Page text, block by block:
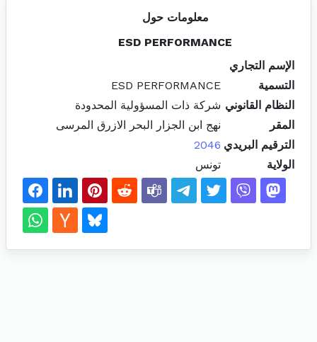
معلومات حول
ESD PERFORMANCE
الإسم التجاري
التسمية
ESD PERFORMANCE
النظام القانوني شركة ذات المسؤولية المحدودة
المقر
نهج ابن الجزار البحر الازرق المرسى
الترقيم البريدي 2046
الولاية
تونس